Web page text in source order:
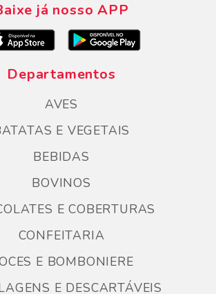
já nosso APP
Departamentos
AVES
E VEGETAIS
BEBIDAS
BOVINOS
E COBERTURAS
CONFEITARIA
E BOMBONIERE
E DESCARTÁVEIS